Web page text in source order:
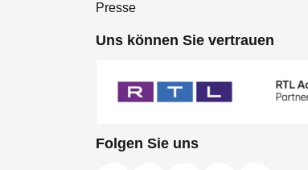
Presse
Uns können Sie vertrauen
Folgen Sie uns